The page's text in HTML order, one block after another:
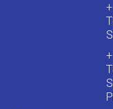
+
+